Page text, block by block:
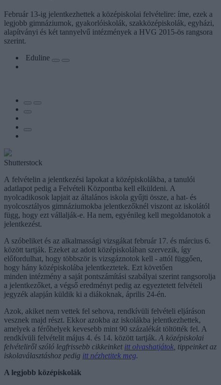
Február 13-ig jelentkezhettek a középiskolai felvételire: íme, ezek a
legjobb gimnáziumok, gyakorlóiskolák, szakközépiskolák, egyházi,
alapítványi és két tannyelvű intézmények a HVG 2015-ös rangsora
szerint.
Eduline
Shutterstock
A felvételin a jelentkezési lapokat a középiskolákba, a tanulói
adatlapot pedig a Felvételi Központba kell elküldeni. A
nyolcadikosok lapjait az általános iskola gyűjti össze, a hat- és
nyolcosztályos gimnáziumokba jelentkezőknél viszont az iskolától
függ, hogy ezt vállalják-e. Ha nem, egyénileg kell megoldanotok a
jelentkezést.
A szóbeliket és az alkalmassági vizsgákat február 17. és március 6.
között tartják. Ezeket az adott középiskolában szervezik, így
előfordulhat, hogy többször is vizsgáznotok kell - attól függően,
hogy hány középiskolába jelentkeztetek. Ezt követően
minden intézmény a saját pontszámítási szabályai szerint rangsorolja
a jelentkezőket, a végső eredményt pedig az egyeztetett felvételi
jegyzék alapján küldik ki a diákoknak, április 24-én.
Azok, akiket nem vettek fel sehova, rendkívüli felvételi eljáráson
vesznek majd részt. Ekkor azokba az iskolákba jelentkezhettek,
amelyek a férőhelyek kevesebb mint 90 százalékát töltötték fel. A
rendkívüli felvételit május 4. és 14. között tartják. A középiskolai
felvételiről szóló legfrissebb cikkeinket itt olvashatjátok , tippeinket az
iskolaválasztáshoz pedig itt nézhetitek meg.
A legjobb középiskolák